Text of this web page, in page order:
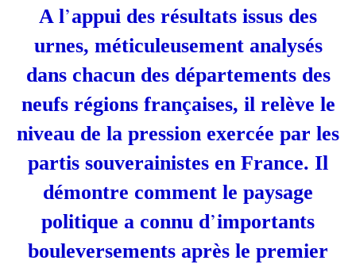
A l’appui des résultats issus des
urnes, méticuleusement analysés
dans chacun des départements des
neufs régions françaises, il relève le
niveau de la pression exercée par les
partis souverainistes en France. Il
démontre comment le paysage
politique a connu d’importants
bouleversements après le premier